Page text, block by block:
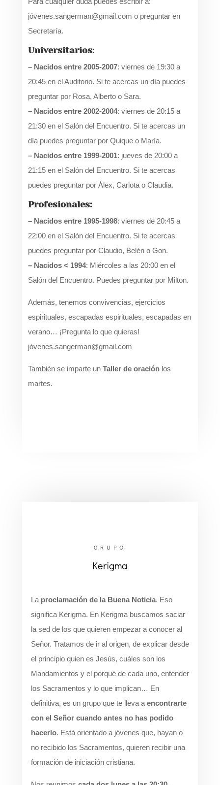
jóvenes.sangerman@gmail.com o preguntar en
Secretaría.
Universitarios:
– Nacidos entre 2005-2007: viernes de 19:30 a
20:45 en el Auditorio. Si te acercas un día puedes
preguntar por Rosa, Alberto o Sara.
– Nacidos entre 2002-2004: viernes de 20:15 a
21:30 en el Salón del Encuentro. Si te acercas un
día puedes preguntar por Quique o María.
– Nacidos entre 1999-2001: jueves de 20:00 a
21:15 en el Salón del Encuentro. Si te acercas
puedes preguntar por Álex, Carlota o Claudia.
Profesionales:
– Nacidos entre 1995-1998: viernes de 20:45 a
22:00 en el Salón del Encuentro. Si te acercas
puedes preguntar por Claudio, Belén o Gon.
– Nacidos < 1994: Miércoles a las 20:00 en el
Salón del Encuentro. Puedes preguntar por Milton.
Además, tenemos convivencias, ejercicios
espirituales, escapadas espirituales, escapadas en
verano… ¡Pregunta lo que quieras!
jóvenes.sangerman@gmail.com
También se imparte un Taller de oraciónlos
martes.
GRUPO
Kerigma
La proclamación de la Buena Noticia. Eso
significa Kerigma. En Kerigma buscamos saciar
la sed de los que quieren empezar a conocer al
Señor. Tratamos de ir al origen, de explicar desde
el principio quien es Jesús, cuáles son los
Mandamientos y el porqué de cada uno, entender
los Sacramentos y lo que implican… En
definitiva, es un grupo que te lleva a encontrarte
con el Señor cuando antes no has podido
hacerlo. Está orientado a jóvenes que, hayan o
no recibido los Sacramentos, quieren recibir una
formación de iniciación cristiana.